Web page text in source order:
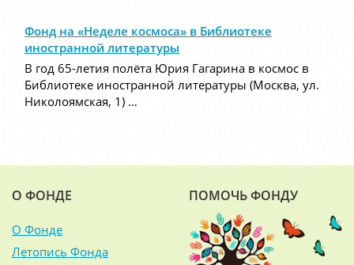
Фонд на «Неделе космоса» в Библиотеке
иностранной литературы
В год 65-летия полёта Юрия Гагарина в космос в
Библиотеке иностранной литературы (Москва, ул.
Николоямская, 1) …
О ФОНДЕ
О Фонде
Летопись Фонда
ПОМОЧЬ ФОНДУ